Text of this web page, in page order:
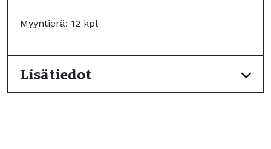
Myyntierä: 12 kpl
Lisätiedot